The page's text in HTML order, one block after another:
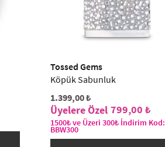
Tossed Gems
Köpük Sabunluk
1.399,00 ₺
799,00 ₺
1500₺ ve Üzeri 300₺ İndirim Kod:
BBW300